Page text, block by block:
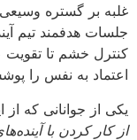
غلبه بر گستره
جلسات هدفمند تیم
کنترل خشم تا تقویت
اعتماد به نفس را
یکی از جوانانی که
از کار کردن با